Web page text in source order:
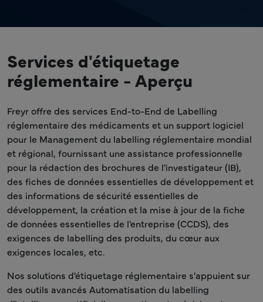
Services d'étiquetage
réglementaire - Aperçu
Freyr offre des services End-to-End de Labelling
réglementaire des médicaments et un support logiciel
pour le Management du labelling réglementaire mondial
et régional, fournissant une assistance professionnelle
pour la rédaction des brochures de l'investigateur (IB),
des fiches de données essentielles de développement et
des informations de sécurité essentielles de
développement, la création et la mise à jour de la fiche
de données essentielles de l'entreprise (CCDS), des
exigences de labelling des produits, du cœur aux
exigences locales, etc.
Nos solutions d'étiquetage réglementaire s'appuient sur
des outils avancés Automatisation du labelling